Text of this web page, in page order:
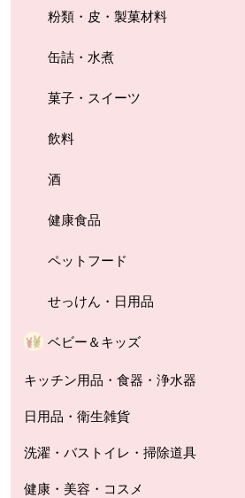
粉類・皮・製菓材料
缶詰・水煮
菓子・スイーツ
飲料
酒
健康食品
ペットフード
せっけん・日用品
ベビー＆キッズ
キッチン用品・食器・浄水器
日用品・衛生雑貨
洗濯・バストイレ・掃除道具
健康・美容・コスメ